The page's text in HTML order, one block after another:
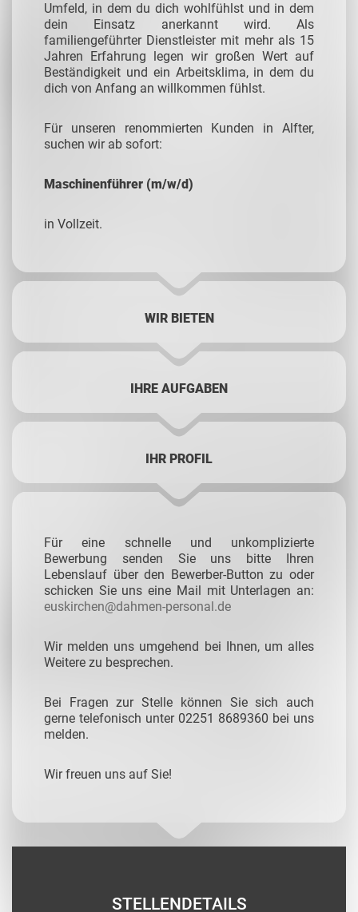
Umfeld, in dem du dich wohlfühlst und in dem
dein Einsatz anerkannt wird. Als
familiengeführter Dienstleister mit mehr als 15
Jahren Erfahrung legen wir großen Wert auf
Beständigkeit und ein Arbeitsklima, in dem du
dich von Anfang an willkommen fühlst.
Für unseren renommierten Kunden in Alfter,
suchen wir ab sofort:
Maschinenführer (m/w/d)
in Vollzeit.
WIR BIETEN
IHRE AUFGABEN
IHR PROFIL
Für eine schnelle und unkomplizierte
Bewerbung senden Sie uns bitte Ihren
Lebenslauf über den Bewerber-Button zu oder
schicken Sie uns eine Mail mit Unterlagen an:
euskirchen@dahmen-personal.de
Wir melden uns umgehend bei Ihnen, um alles
Weitere zu besprechen.
Bei Fragen zur Stelle können Sie sich auch
gerne telefonisch unter 02251 8689360 bei uns
melden.
Wir freuen uns auf Sie!
STELLENDETAILS